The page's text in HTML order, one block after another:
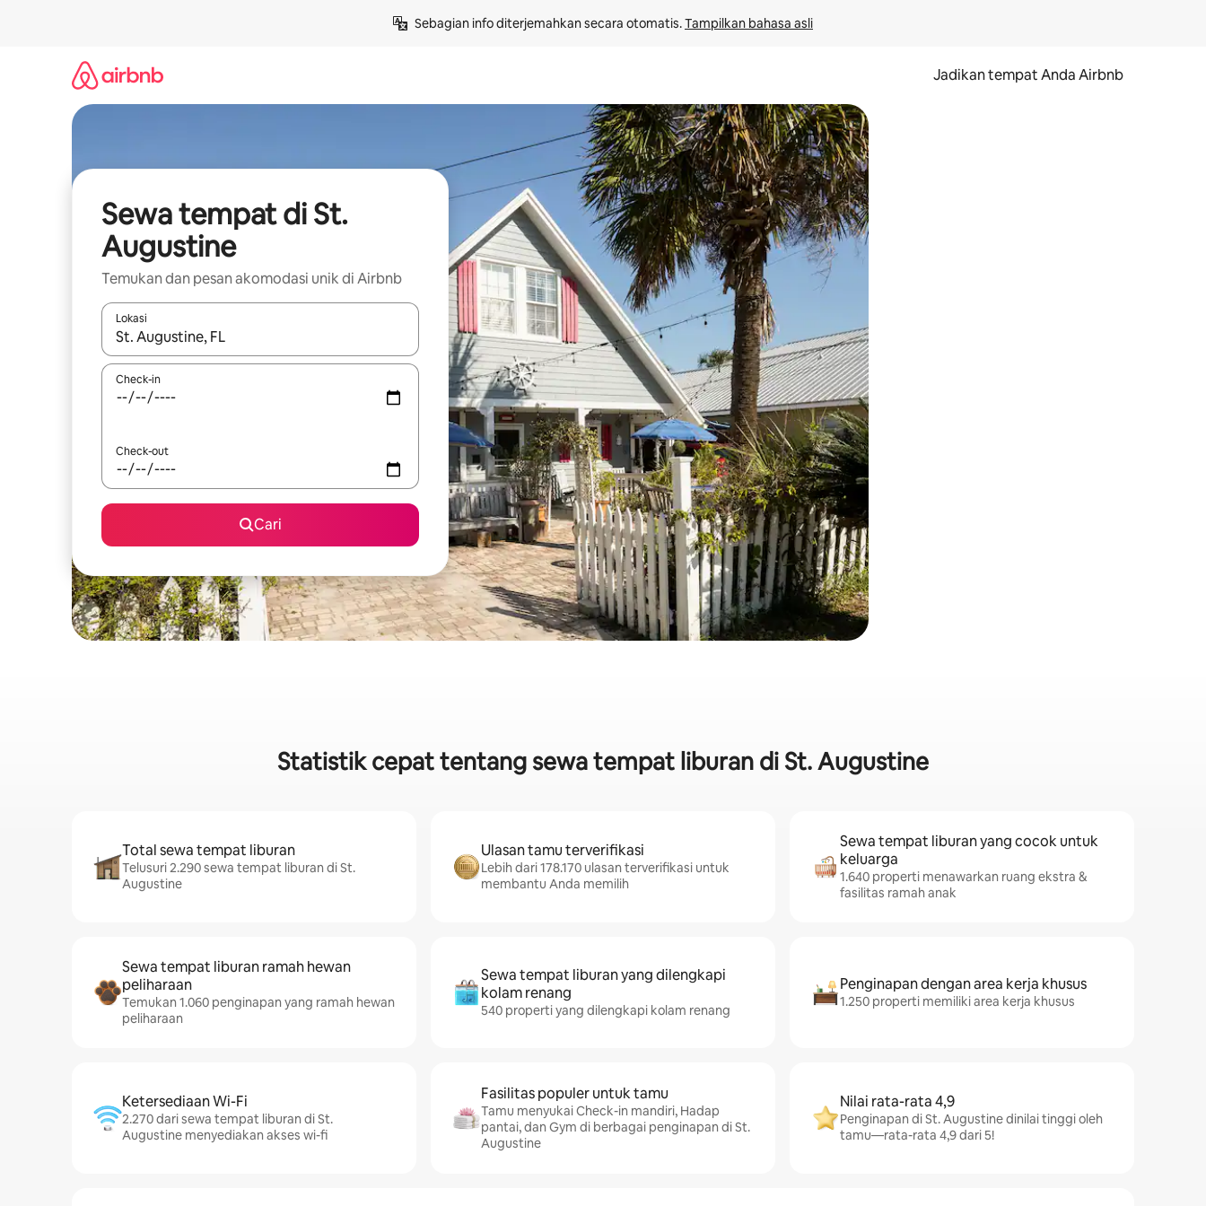
Sebagian info diterjemahkan secara otomatis. Tampilkan bahasa asli
Jadikan tempat Anda Airbnb
Sewa tempat di St.
Augustine
Temukan dan pesan akomodasi unik di Airbnb
Lokasi
Jika hasil yang dicari tersedia, telusuri dengan tombol panah ke atas dan ke bawah atau jelajahi dengan sentuhan atau gerakan menggeser.
Check-in
Check-out
Cari
Statistik cepat tentang sewa tempat liburan di St. Augustine
Total sewa tempat liburan
Telusuri 2.290 sewa tempat liburan di St.
Augustine
Ulasan tamu terverifikasi
Lebih dari 178.170 ulasan terverifikasi untuk
membantu Anda memilih
Sewa tempat liburan yang cocok untuk
keluarga
1.640 properti menawarkan ruang ekstra &
fasilitas ramah anak
Sewa tempat liburan ramah hewan
peliharaan
Temukan 1.060 penginapan yang ramah hewan
peliharaan
Sewa tempat liburan yang dilengkapi
kolam renang
540 properti yang dilengkapi kolam renang
Penginapan dengan area kerja khusus
1.250 properti memiliki area kerja khusus
Ketersediaan Wi-Fi
2.270 dari sewa tempat liburan di St.
Augustine menyediakan akses wi-fi
Fasilitas populer untuk tamu
Tamu menyukai Check-in mandiri, Hadap
pantai, dan Gym di berbagai penginapan di St.
Augustine
Nilai rata-rata 4,9
Penginapan di St. Augustine dinilai tinggi oleh
tamu—rata-rata 4,9 dari 5!